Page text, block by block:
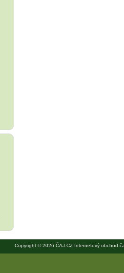
Copyright © 2026 ČAJ.CZ Internetový obchod